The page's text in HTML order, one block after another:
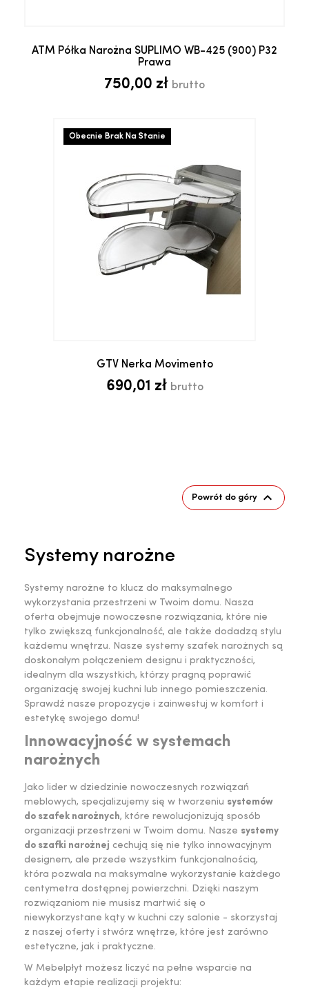
ATM Półka Narożna SUPLIMO WB-425 (900) P32
Prawa
750,00 zł brutto
GTV Nerka Movimento
690,01 zł brutto
Obecnie Brak Na Stanie
Powrót do góry 
Systemy narożne
Systemy narożne to klucz do maksymalnego
wykorzystania przestrzeni w Twoim domu. Nasza
oferta obejmuje nowoczesne rozwiązania, które nie
tylko zwiększą funkcjonalność, ale także dodadzą stylu
każdemu wnętrzu. Nasze systemy szafek narożnych są
doskonałym połączeniem designu i praktyczności,
idealnym dla wszystkich, którzy pragną poprawić
organizację swojej kuchni lub innego pomieszczenia.
Sprawdź nasze propozycje i zainwestuj w komfort i
estetykę swojego domu!
Innowacyjność w systemach
narożnych
Jako lider w dziedzinie nowoczesnych rozwiązań
meblowych, specjalizujemy się w tworzeniu systemów
do szafek narożnych, które rewolucjonizują sposób
organizacji przestrzeni w Twoim domu. Nasze systemy
do szafki narożnej cechują się nie tylko innowacyjnym
designem, ale przede wszystkim funkcjonalnością,
która pozwala na maksymalne wykorzystanie każdego
centymetra dostępnej powierzchni. Dzięki naszym
rozwiązaniom nie musisz martwić się o
niewykorzystane kąty w kuchni czy salonie - skorzystaj
z naszej oferty i stwórz wnętrze, które jest zarówno
estetyczne, jak i praktyczne.
W Mebelpłyt możesz liczyć na pełne wsparcie na
każdym etapie realizacji projektu: